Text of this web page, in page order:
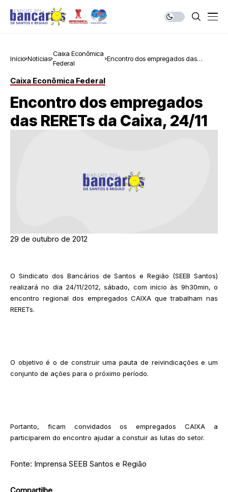
Início Notícias
Caixa Econômica
Federal
Encontro dos empregados das
Caixa Econômica Federal
Encontro dos empregados
das RERETs da Caixa, 24/11
29 de outubro de 2012
O Sindicato dos Bancários de Santos e Região (SEEB Santos)
realizará no dia 24/11/2012, sábado, com início às 9h30min, o
encontro regional dos empregados CAIXA que trabalham nas
RERETs.
O objetivo é o de construir uma pauta de reivindicações e um
conjunto de ações para o próximo período.
Portanto, ficam convidados os empregados CAIXA a
participarem do encontro ajudar a constuir as lutas do setor.
Fonte: Imprensa SEEB Santos e Região